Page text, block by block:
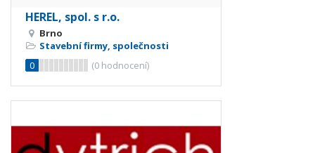
HEREL, spol. s r.o.
Brno
Stavební firmy, společnosti
0
(0 hodnocení)